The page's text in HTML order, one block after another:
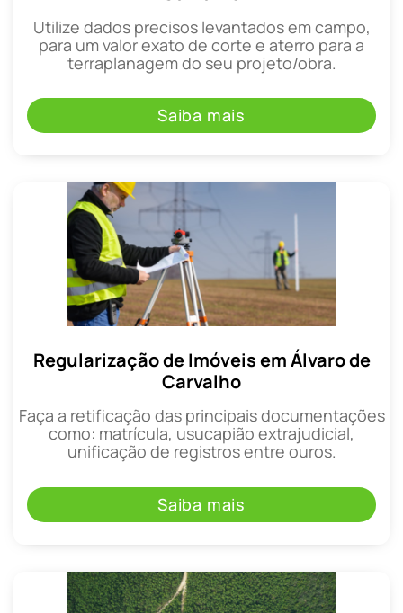
Utilize dados precisos levantados em campo,
para um valor exato de corte e aterro para a
terraplanagem do seu projeto/obra.
Saiba mais
Regularização de Imóveis em Álvaro de
Carvalho
Faça a retificação das principais documentações
como: matrícula, usucapião extrajudicial,
unificação de registros entre ouros.
Saiba mais